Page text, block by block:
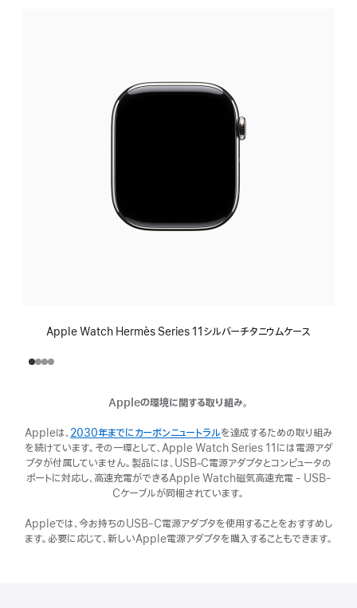
Apple Watch Hermès Series 11シルバーチタニウムケース
Appleの環境に関する取り組み。
Appleは、2030年までにカーボンニュートラル（新
規
ウ
イ
ン
ウ
で
を達成するための取り組み
を続けています。その一環として、Apple Watch Series 11には電源アダ
プタが付属していません。製品には、USB‑C電源アダプタとコンピュータの
ポートに対応し、高速充電ができるApple Watch磁気高速充電 - USB-
Cケーブルが同梱されています。
Appleでは、今お持ちのUSB-C電源アダプタを使用することをおすすめし
ます。必要に応じて、新しいApple電源アダプタを購入することもできます。